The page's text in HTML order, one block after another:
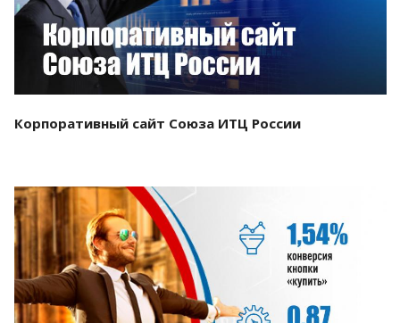
Корпоративный сайт Союза ИТЦ России